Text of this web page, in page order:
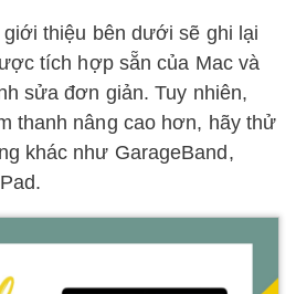
thiệu bên dưới sẽ ghi lại
tích hợp sẵn của Mac và
sửa đơn giản. Tuy nhiên,
thanh nâng cao hơn, hãy thử
khác như GarageBand,